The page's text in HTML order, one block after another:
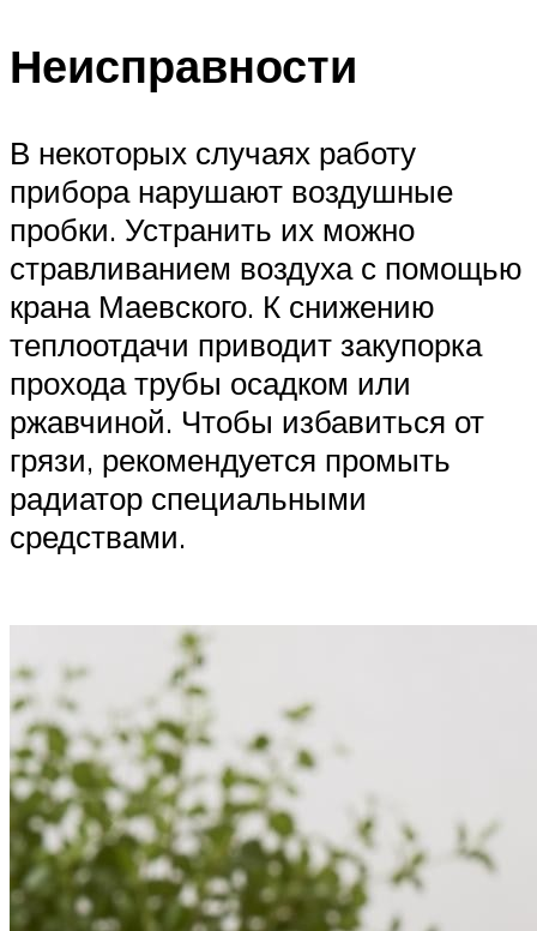
Неисправности
В некоторых случаях работу
прибора нарушают воздушные
пробки. Устранить их можно
стравливанием воздуха с помощью
крана Маевского. К снижению
теплоотдачи приводит закупорка
прохода трубы осадком или
ржавчиной. Чтобы избавиться от
грязи, рекомендуется промыть
радиатор специальными
средствами.